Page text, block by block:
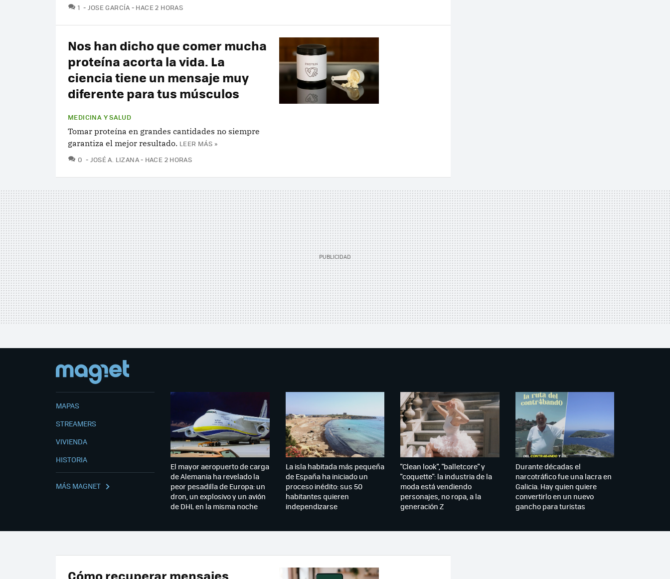
1 COMENTARIOS
JOSE GARCÍA HACE 2 HORAS
Nos han dicho que comer mucha
proteína acorta la vida. La
ciencia tiene un mensaje muy
diferente para tus músculos
MEDICINA Y SALUD
Tomar proteína en grandes cantidades no siempre
garantiza el mejor resultado. LEER MÁS »
0 COMENTARIOS
JOSÉ A. LIZANA HACE 2 HORAS
MAPAS
STREAMERS
VIVIENDA
HISTORIA
MÁS MAGNET
El mayor aeropuerto de carga
de Alemania ha revelado la
peor pesadilla de Europa: un
dron, un explosivo y un avión
de DHL en la misma noche
La isla habitada más pequeña
de España ha iniciado un
proceso inédito: sus 50
habitantes quieren
independizarse
"Clean look", "balletcore" y
"coquette": la industria de la
moda está vendiendo
personajes, no ropa, a la
generación Z
Durante décadas el
narcotráfico fue una lacra en
Galicia. Hay quien quiere
convertirlo en un nuevo
gancho para turistas